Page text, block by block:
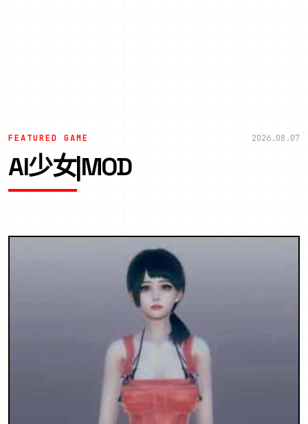
FEATURED GAME 2026.08.07
AI少女|MOD